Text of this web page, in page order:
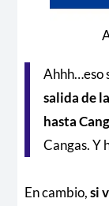
Ahhh…eso
salida de
hasta
Cangas. Y
En cambio,si